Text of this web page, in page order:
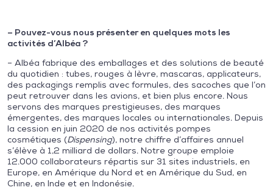
– Pouvez-vous nous présenter en quelques mots les
activités d’Albéa ?
– Albéa fabrique des emballages et des solutions de beauté
du quotidien : tubes, rouges à lèvre, mascaras, applicateurs,
des packagings remplis avec formules, des sacoches que l’on
peut retrouver dans les avions, et bien plus encore. Nous
servons des marques prestigieuses, des marques
émergentes, des marques locales ou internationales. Depuis
la cession en juin 2020 de nos activités pompes
cosmétiques (Dispensing), notre chiffre d’affaires annuel
s’élève à 1,2 milliard de dollars. Notre groupe emploie
12.000 collaborateurs répartis sur 31 sites industriels, en
Europe, en Amérique du Nord et en Amérique du Sud, en
Chine, en Inde et en Indonésie.